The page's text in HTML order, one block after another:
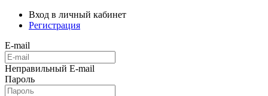
Вход в личный кабинет
Регистрация
E-mail
Неправильный E-mail
Пароль